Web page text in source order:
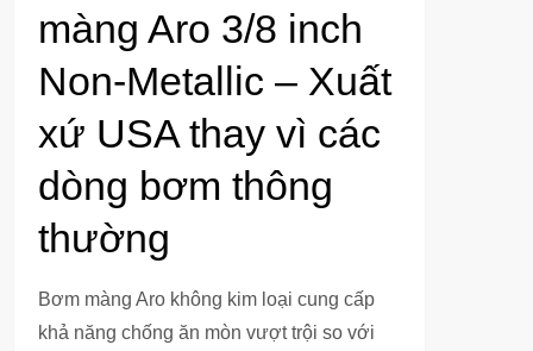
màng Aro 3/8 inch
Non-Metallic – Xuất
xứ USA thay vì các
dòng bơm thông
thường
Bơm màng Aro không kim loại cung cấp
khả năng chống ăn mòn vượt trội so với